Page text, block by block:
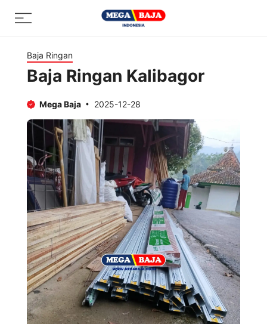
Menu
Baja Ringan
Baja Ringan Kalibagor
Mega Baja 2025-12-28